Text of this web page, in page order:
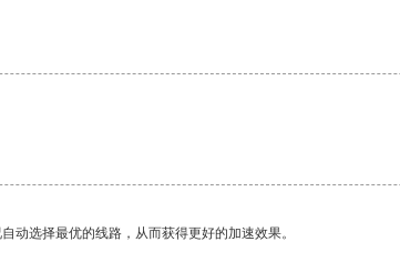
动选择最优的线路，从而获得更好的加速效果。